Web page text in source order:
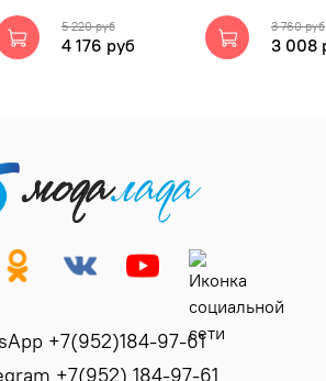
5 220 руб
4 176 руб
3 760 руб
3 008
+7(952)184-97-61
+7(952) 184-97-61